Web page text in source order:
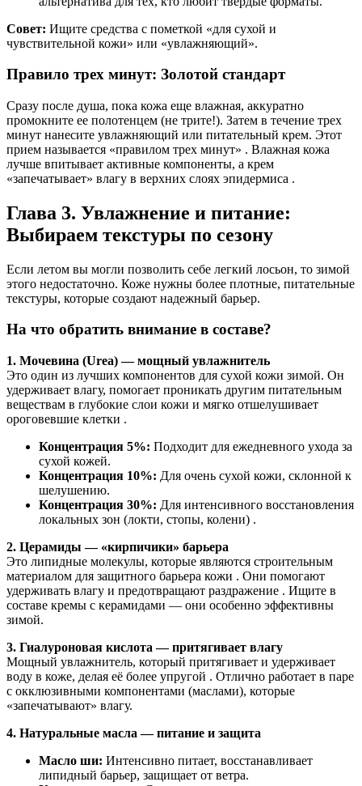
Совет: Ищите средства с пометкой «для сухой и
чувствительной кожи» или «увлажняющий».
Правило трех минут: Золотой стандарт
Сразу после душа, пока кожа еще влажная, аккуратно
промокните ее полотенцем (не трите!). Затем в течение трех
минут нанесите увлажняющий или питательный крем. Этот
прием называется «правилом трех минут» . Влажная кожа
лучше впитывает активные компоненты, а крем
«запечатывает» влагу в верхних слоях эпидермиса .
Глава 3. Увлажнение и питание:
Выбираем текстуры по сезону
Если летом вы могли позволить себе легкий лосьон, то зимой
этого недостаточно. Коже нужны более плотные, питательные
текстуры, которые создают надежный барьер.
На что обратить внимание в составе?
1. Мочевина (Urea) — мощный увлажнитель
Это один из лучших компонентов для сухой кожи зимой. Он
удерживает влагу, помогает проникать другим питательным
веществам в глубокие слои кожи и мягко отшелушивает
ороговевшие клетки .
Концентрация 5%: Подходит для ежедневного ухода за
сухой кожей.
Концентрация 10%: Для очень сухой кожи, склонной к
шелушению.
Концентрация 30%: Для интенсивного восстановления
локальных зон (локти, стопы, колени) .
2. Церамиды — «кирпичики» барьера
Это липидные молекулы, которые являются строительным
материалом для защитного барьера кожи . Они помогают
удерживать влагу и предотвращают раздражение . Ищите в
составе кремы с керамидами — они особенно эффективны
зимой.
3. Гиалуроновая кислота — притягивает влагу
Мощный увлажнитель, который притягивает и удерживает
воду в коже, делая её более упругой . Отлично работает в паре
с окклюзивными компонентами (маслами), которые
«запечатывают» влагу.
4. Натуральные масла — питание и защита
Масло ши: Интенсивно питает, восстанавливает
липидный барьер, защищает от ветра.